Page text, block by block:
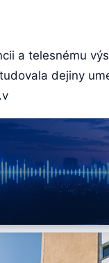
a telesnému
dejiny